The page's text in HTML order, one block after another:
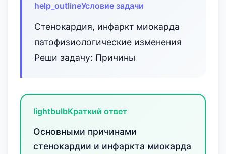
help_outlineУсловие задачи
Стенокардия, инфаркт миокарда
патофизиологические изменения
Реши задачу: Причины
lightbulbКраткий ответ
Основными причинами
стенокардии и инфаркта миокарда